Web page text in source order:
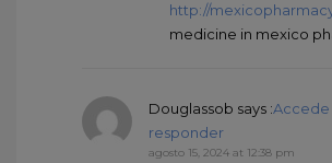
http://
medicine in mexico
Douglassob says :Accede
responder
agosto 15, 2024 at 12:38 pm